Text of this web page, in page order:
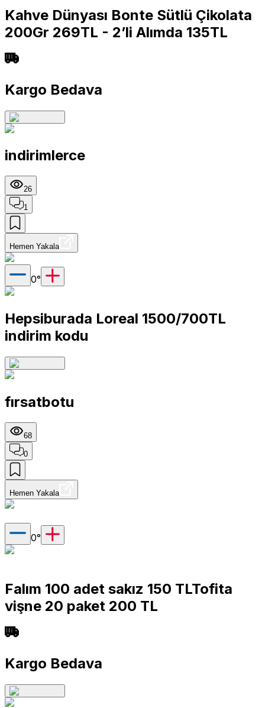
Kahve Dünyası Bonte Sütlü Çikolata
200Gr 269TL - 2’li Alımda 135TL
Kargo Bedava
indirimlerce
26
1
Hemen Yakala
0°
Hepsiburada Loreal 1500/700TL
indirim kodu
fırsatbotu
68
0
Hemen Yakala
0°
Falım 100 adet sakız 150 TLTofita
vişne 20 paket 200 TL
Kargo Bedava